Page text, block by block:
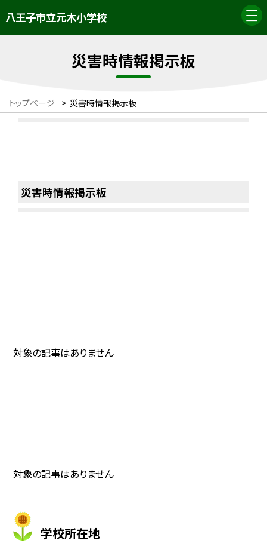
八王子市立元木小学校
災害時情報掲示板
トップページ > 災害時情報掲示板
災害時情報掲示板
対象の記事はありません
対象の記事はありません
学校所在地